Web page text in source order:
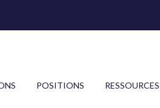
POSITIONS RESSOURCES